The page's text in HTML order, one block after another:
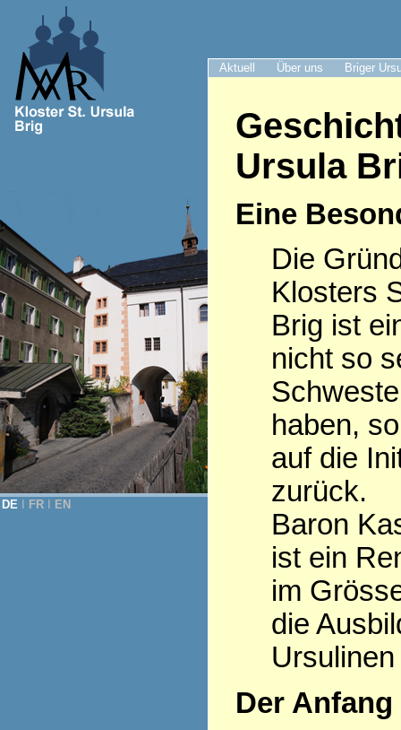
Aktuell Über uns Briger
DE FR EN
Ursula
Eine
Die
Klosters
Brig ist
nicht so
haben,
auf die
zurück.
Baron
ist ein
im
die
Der Anfang